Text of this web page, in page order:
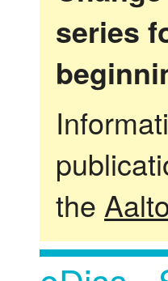
series
the